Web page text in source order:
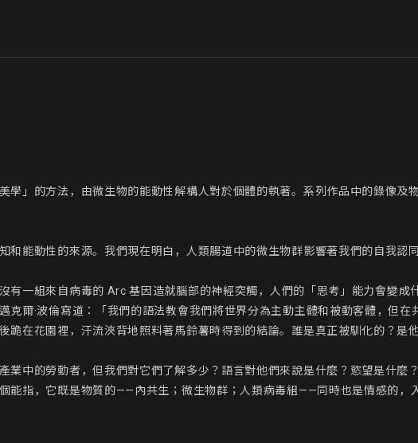
學」的方法，由微生物的能動性解構人對於個體的執著。系列作品中的錄像及
和能動性的來源。我們現在明白，人類腸道中的微生物群影響著我們的自我認
有一組來自病毒的 Arc 基因造就腦部的神經突觸，人們的「思考」能力會變成
克爾·波倫寫道：「我們的語法教會我們將世界分為主動主體和被動客體，但
跪在花園裡，汗流浹背地照料著馬鈴薯時得到的結論。誰是真正被馴化的？是
業中的勞動者，但我們對它們了解多少？語言對他們來說是什麼？慾望是什麼
能指，它既是物質的——內共生；微生物群；人類病毒組——同時也是情感的